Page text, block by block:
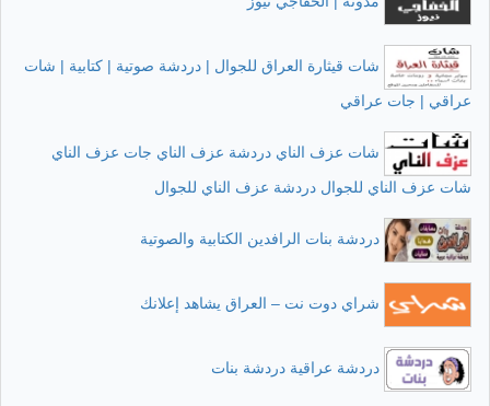
شات قيثارة العراق للجوال | دردشة صوتية | كتابية | شات
عراقي | جات عراقي
شات عزف الناي دردشة عزف الناي جات عزف الناي
شات عزف الناي للجوال دردشة عزف الناي للجوال
دردشة بنات الرافدين الكتابية والصوتية
شراي دوت نت – العراق يشاهد إعلانك
دردشة عراقية دردشة بنات